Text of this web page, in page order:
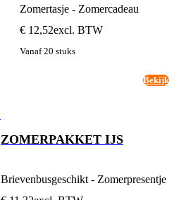
Zomertasje - Zomercadeau
€ 12,52excl. BTW
Vanaf 20 stuks
Bekijk
ZOMERPAKKET IJS
Brievenbusgeschikt - Zomerpresentje